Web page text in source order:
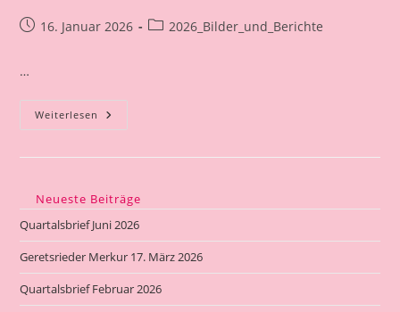
Beitrag16. Januar 2026
Beitrags-
2026_Bilder_und_Berichte
…
Weiterlesen Isarkurier
16.
Neueste Beiträge
Quartalsbrief Juni 2026
Geretsrieder Merkur 17. März 2026
Quartalsbrief Februar 2026